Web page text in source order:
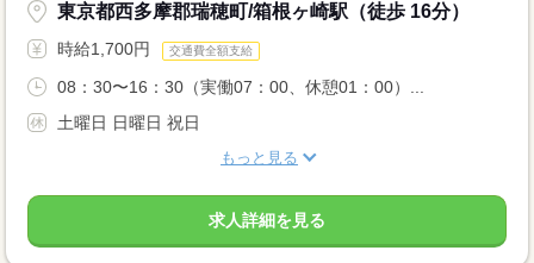
東京都西多摩郡瑞穂町/箱根ヶ崎駅（徒歩 16分）
時給1,700円 交通費全額支給
08：30〜16：30（実働07：00、休憩01：00）...
土曜日 日曜日 祝日
もっと見る
求人詳細を見る